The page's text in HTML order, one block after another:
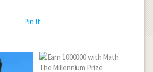
Pin It